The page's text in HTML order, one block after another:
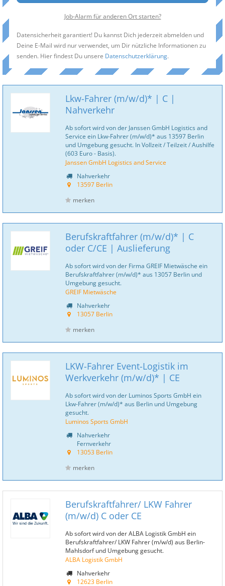
Job-Alarm für anderen Ort starten?
Datensicherheit garantiert! Du kannst Dich jederzeit abmelden und
Deine E-Mail wird nur verwendet, um Dir nützliche Informationen zu
senden. Hier findest Du unsere Datenschutzerklärung.
Lkw-Fahrer (m/w/d)* | C |
Nahverkehr
Ab sofort wird von der Janssen GmbH Logistics and
Service ein Lkw-Fahrer (m/w/d)* aus 13597 Berlin
und Umgebung gesucht. In Vollzeit / Teilzeit / Aushilfe
(603 Euro - Basis).
Janssen GmbH Logistics and Service
Nahverkehr
13597 Berlin
merken
Berufskraftfahrer (m/w/d)* | C
oder C/CE | Auslieferung
Ab sofort wird von der Firma GREIF Mietwäsche ein
Berufskraftfahrer (m/w/d)* aus 13057 Berlin und
Umgebung gesucht.
GREIF Mietwäsche
Nahverkehr
13057 Berlin
merken
LKW-Fahrer Event-Logistik im
Werkverkehr (m/w/d)* | CE
Ab sofort wird von der Luminos Sports GmbH ein
Lkw-Fahrer (m/w/d)* aus Berlin und Umgebung
gesucht.
Luminos Sports GmbH
Nahverkehr
Fernverkehr
13053 Berlin
merken
Berufskraftfahrer/ LKW Fahrer
(m/w/d) C oder CE
Ab sofort wird von der ALBA Logistik GmbH ein
Berufskraftfahrer/ LKW Fahrer (m/w/d) aus Berlin-
Mahlsdorf und Umgebung gesucht.
ALBA Logistik GmbH
Nahverkehr
12623 Berlin